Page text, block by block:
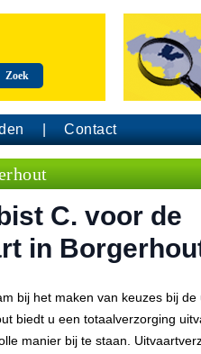
Zoek
Contact
C. voor de
in
bij het maken van keuzes bij de
biedt u een totaalverzorging
manier bij te staan.